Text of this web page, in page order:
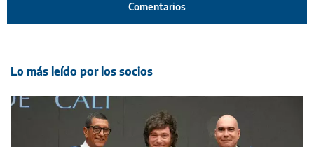
Comentarios
Lo más leído por los socios